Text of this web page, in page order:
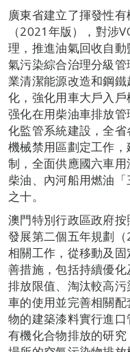
廣東省建立了揮發性
（2021年版），對涉
理，推進油氣回收自
氣污染綜合治理分級
業清潔能源改造和鋼
化，強化用車大戶入
强化在用柴油車排放
化監管系統建設，全
機械禁用區劃定工作
制，全面供應國六車
柴油、內河船用燃油
之十。
澳門特別行政區政府
發展第二個五年規劃
相關工作，從移動及
善措施，包括持續優
排放限值、淘汰較高
車的使用並完善相關
物的建築漆料實行進
有機化合物排放的研